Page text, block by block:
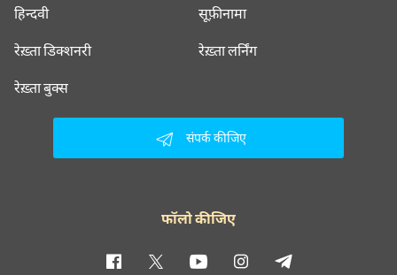
हिन्दवी सूफ़ीनामा
रेख़्ता डिक्शनरी रेख़्ता लर्निंग
रेख़्ता बुक्स
संपर्क कीजिए
फॉलो कीजिए